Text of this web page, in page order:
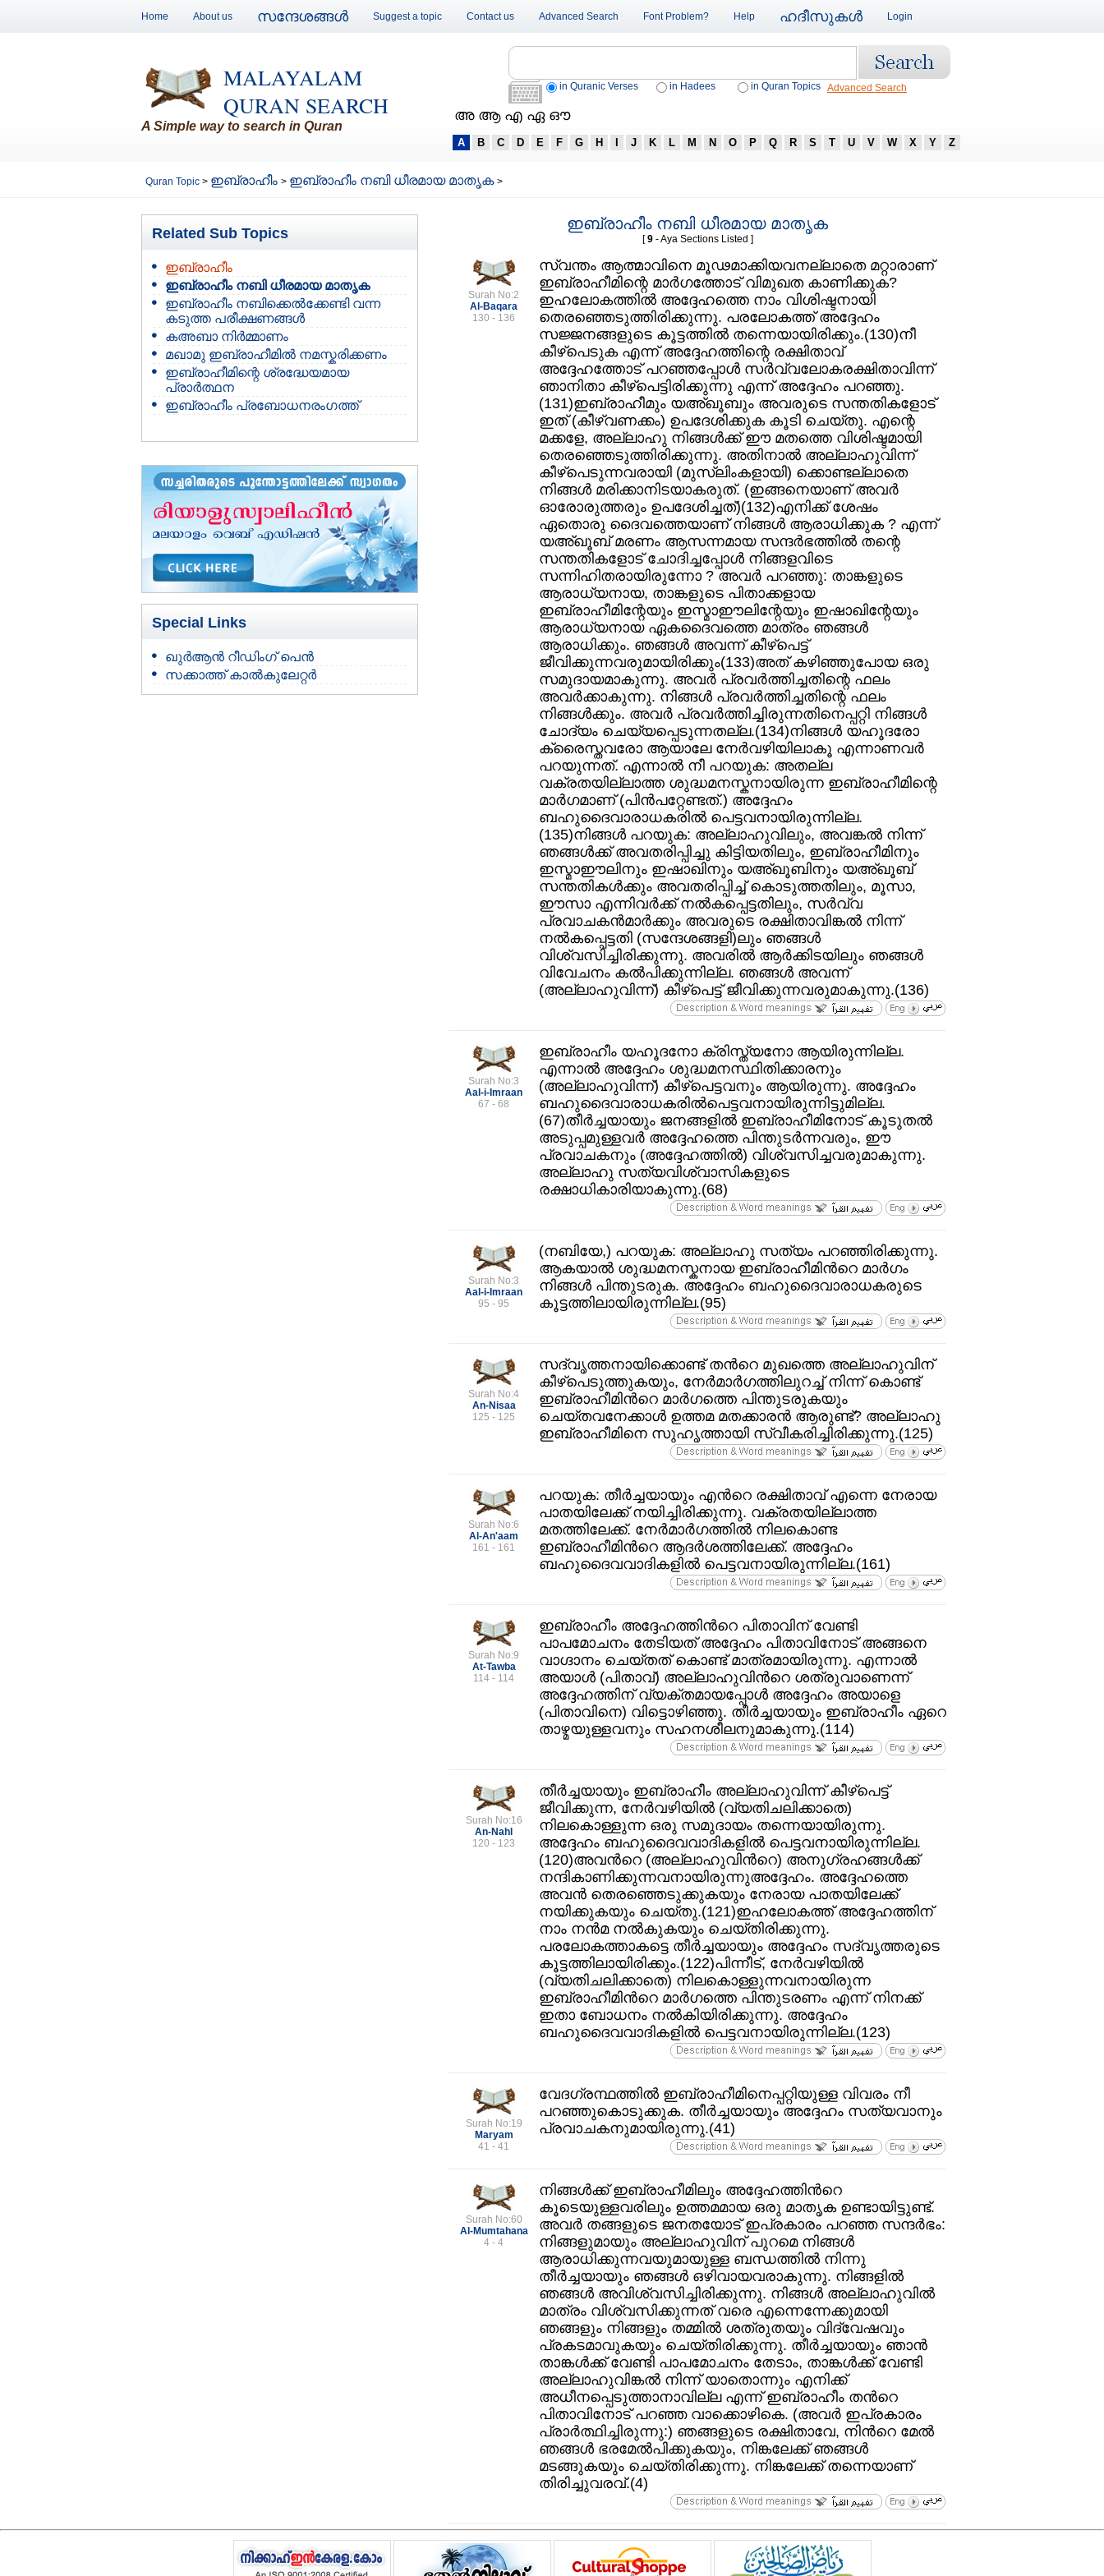
Home About us സന്ദേശങ്ങള്‍ Suggest a topic Contact us Advanced Search Font Problem? Help ഹദീസുകള്‍ Login
MALAYALAM
QURAN SEARCH
A Simple way to search in Quran
in Quranic Verses in Hadees in Quran Topics Advanced Search
അ ആ എ ഏ ഔ
A B C D E F G H J K L M N O P Q R S T U V W X Y Z
Quran Topic > ഇബ്രാഹീം > ഇബ്രാഹീം നബി ധീരമായ മാതൃക >
Related Sub Topics
ഇബ്രാഹീം
ഇബ്രാഹീം നബി ധീരമായ മാതൃക
ഇബ്രാഹീം നബിക്കെല്‍ക്കേണ്ടി വന്ന
കടുത്ത പരീക്ഷണങ്ങള്‍
കഅബാ നിര്‍മ്മാണം
മഖാമു ഇബ്രാഹീമില്‍ നമസ്കരിക്കണം
ഇബ്രാഹീമിന്റെ ശ്രദ്ധേയമായ
പ്രാര്‍ത്ഥന
ഇബ്രാഹീം പ്രബോധനരംഗത്ത്
Special Links
ഖുർആൻ റീഡിംഗ് പെൻ
സക്കാത്ത് കാൽകുലേറ്റർ
ഇബ്രാഹീം നബി ധീരമായ മാതൃക
[9- Aya Sections Listed ]
Surah No:2
Al-Baqara
130 - 136
സ്വന്തം ആത്മാവിനെ മൂഢമാക്കിയവനല്ലാതെ മറ്റാരാണ്‌
ഇബ്രാഹീമിന്റെ മാര്‍ഗത്തോട്‌ വിമുഖത കാണിക്കുക?
ഇഹലോകത്തില്‍ അദ്ദേഹത്തെ നാം വിശിഷ്ടനായി
തെരഞ്ഞെടുത്തിരിക്കുന്നു. പരലോകത്ത്‌ അദ്ദേഹം
സജ്ജനങ്ങളുടെ കൂട്ടത്തില്‍ തന്നെയായിരിക്കും.(130)നീ
കീഴ്‌പെടുക എന്ന്‌ അദ്ദേഹത്തിന്റെ രക്ഷിതാവ്‌
അദ്ദേഹത്തോട്‌ പറഞ്ഞപ്പോള്‍ സര്‍വ്വലോകരക്ഷിതാവിന്ന്‌
ഞാനിതാ കീഴ്‌പെട്ടിരിക്കുന്നു എന്ന്‌ അദ്ദേഹം പറഞ്ഞു.
(131)ഇബ്രാഹീമും യഅ്ഖൂബും അവരുടെ സന്തതികളോട്‌
ഇത്‌ (കീഴ്‌വണക്കം) ഉപദേശിക്കുക കൂടി ചെയ്തു. എന്റെ
മക്കളേ, അല്ലാഹു നിങ്ങള്‍ക്ക്‌ ഈ മതത്തെ വിശിഷ്ടമായി
തെരഞ്ഞെടുത്തിരിക്കുന്നു. അതിനാല്‍ അല്ലാഹുവിന്ന്‌
കീഴ്പെടുന്നവരായി (മുസ്ലിംകളായി) ക്കൊണ്ടല്ലാതെ
നിങ്ങള്‍ മരിക്കാനിടയാകരുത്‌. (ഇങ്ങനെയാണ്‌ അവര്‍
ഓരോരുത്തരും ഉപദേശിച്ചത്‌)(132)എനിക്ക്‌ ശേഷം
ഏതൊരു ദൈവത്തെയാണ്‌ നിങ്ങള്‍ ആരാധിക്കുക ? എന്ന്‌
യഅ്ഖൂബ്‌ മരണം ആസന്നമായ സന്ദര്‍ഭത്തില്‍ തന്റെ
സന്തതികളോട്‌ ചോദിച്ചപ്പോള്‍ നിങ്ങളവിടെ
സന്നിഹിതരായിരുന്നോ ? അവര്‍ പറഞ്ഞു: താങ്കളുടെ
ആരാധ്യനായ, താങ്കളുടെ പിതാക്കളായ
ഇബ്രാഹീമിന്റേയും ഇസ്മാഈലിന്റേയും ഇഷാഖിന്റേയും
ആരാധ്യനായ ഏകദൈവത്തെ മാത്രം ഞങ്ങള്‍
ആരാധിക്കും. ഞങ്ങള്‍ അവന്ന്‌ കീഴ്‌പെട്ട്‌
ജീവിക്കുന്നവരുമായിരിക്കും(133)അത്‌ കഴിഞ്ഞുപോയ ഒരു
സമുദായമാകുന്നു. അവര്‍ പ്രവര്‍ത്തിച്ചതിന്റെ ഫലം
അവര്‍ക്കാകുന്നു. നിങ്ങള്‍ പ്രവര്‍ത്തിച്ചതിന്റെ ഫലം
നിങ്ങള്‍ക്കും. അവര്‍ പ്രവര്‍ത്തിച്ചിരുന്നതിനെപ്പറ്റി നിങ്ങള്‍
ചോദ്യം ചെയ്യപ്പെടുന്നതല്ല.(134)നിങ്ങള്‍ യഹൂദരോ
ക്രൈസ്തവരോ ആയാലേ നേര്‍വഴിയിലാകൂ എന്നാണവര്‍
പറയുന്നത്‌. എന്നാല്‍ നീ പറയുക: അതല്ല
വക്രതയില്ലാത്ത ശുദ്ധമനസ്കനായിരുന്ന ഇബ്രാഹീമിന്റെ
മാര്‍ഗമാണ്‌ (പിന്‍പറ്റേണ്ടത്‌.) അദ്ദേഹം
ബഹുദൈവാരാധകരില്‍ പെട്ടവനായിരുന്നില്ല.
(135)നിങ്ങള്‍ പറയുക: അല്ലാഹുവിലും, അവങ്കല്‍ നിന്ന്‌
ഞങ്ങള്‍ക്ക്‌ അവതരിപ്പിച്ചു കിട്ടിയതിലും, ഇബ്രാഹീമിനും
ഇസ്മാഈലിനും ഇഷാഖിനും യഅ്ഖൂബിനും യഅ്ഖൂബ്‌
സന്തതികള്‍ക്കും അവതരിപ്പിച്ച്‌ കൊടുത്തതിലും, മൂസാ,
ഈസാ എന്നിവര്‍ക്ക്‌ നല്‍കപ്പെട്ടതിലും, സര്‍വ്വ
പ്രവാചകന്‍മാര്‍ക്കും അവരുടെ രക്ഷിതാവിങ്കല്‍ നിന്ന്‌
നല്‍കപ്പെട്ടതി (സന്ദേശങ്ങളി)ലും ഞങ്ങള്‍
വിശ്വസിച്ചിരിക്കുന്നു. അവരില്‍ ആര്‍ക്കിടയിലും ഞങ്ങള്‍
വിവേചനം കല്‍പിക്കുന്നില്ല. ഞങ്ങള്‍ അവന്ന്‌
(അല്ലാഹുവിന്ന്‌) കീഴ്‌പെട്ട്‌ ജീവിക്കുന്നവരുമാകുന്നു.(136)
Surah No:3
Aal-i-Imraan
67 - 68
ഇബ്രാഹീം യഹൂദനോ ക്രിസ്ത്യനോ ആയിരുന്നില്ല.
എന്നാല്‍ അദ്ദേഹം ശുദ്ധമനസ്ഥിതിക്കാരനും
(അല്ലാഹുവിന്ന്‌) കീഴ്പെട്ടവനും ആയിരുന്നു. അദ്ദേഹം
ബഹുദൈവാരാധകരില്‍പെട്ടവനായിരുന്നിട്ടുമില്ല.
(67)തീര്‍ച്ചയായും ജനങ്ങളില്‍ ഇബ്രാഹീമിനോട്‌ കൂടുതല്‍
അടുപ്പമുള്ളവര്‍ അദ്ദേഹത്തെ പിന്തുടര്‍ന്നവരും, ഈ
പ്രവാചകനും (അദ്ദേഹത്തില്‍) വിശ്വസിച്ചവരുമാകുന്നു.
അല്ലാഹു സത്യവിശ്വാസികളുടെ
രക്ഷാധികാരിയാകുന്നു.(68)
Surah No:3
Aal-i-Imraan
95 - 95
(നബിയേ,) പറയുക: അല്ലാഹു സത്യം പറഞ്ഞിരിക്കുന്നു.
ആകയാല്‍ ശുദ്ധമനസ്കനായ ഇബ്രാഹീമിന്‍റെ മാര്‍ഗം
നിങ്ങള്‍ പിന്തുടരുക. അദ്ദേഹം ബഹുദൈവാരാധകരുടെ
കൂട്ടത്തിലായിരുന്നില്ല.(95)
Surah No:4
An-Nisaa
125 - 125
സദ്‌വൃത്തനായിക്കൊണ്ട്‌ തന്‍റെ മുഖത്തെ അല്ലാഹുവിന്‌
കീഴ്പെടുത്തുകയും, നേര്‍മാര്‍ഗത്തിലുറച്ച്‌ നിന്ന്‌ കൊണ്ട്‌
ഇബ്രാഹീമിന്‍റെ മാര്‍ഗത്തെ പിന്തുടരുകയും
ചെയ്തവനേക്കാള്‍ ഉത്തമ മതക്കാരന്‍ ആരുണ്ട്‌? അല്ലാഹു
ഇബ്രാഹീമിനെ സുഹൃത്തായി സ്വീകരിച്ചിരിക്കുന്നു.(125)
Surah No:6
Al-An'aam
161 - 161
പറയുക: തീര്‍ച്ചയായും എന്‍റെ രക്ഷിതാവ്‌ എന്നെ നേരായ
പാതയിലേക്ക്‌ നയിച്ചിരിക്കുന്നു. വക്രതയില്ലാത്ത
മതത്തിലേക്ക്‌. നേര്‍മാര്‍ഗത്തില്‍ നിലകൊണ്ട
ഇബ്രാഹീമിന്‍റെ ആദര്‍ശത്തിലേക്ക്‌. അദ്ദേഹം
ബഹുദൈവവാദികളില്‍ പെട്ടവനായിരുന്നില്ല.(161)
Surah No:9
At-Tawba
114 - 114
ഇബ്രാഹീം അദ്ദേഹത്തിന്‍റെ പിതാവിന്‌ വേണ്ടി
പാപമോചനം തേടിയത്‌ അദ്ദേഹം പിതാവിനോട്‌ അങ്ങനെ
വാഗ്ദാനം ചെയ്തത്‌ കൊണ്ട്‌ മാത്രമായിരുന്നു. എന്നാല്‍
അയാള്‍ (പിതാവ്‌) അല്ലാഹുവിന്‍റെ ശത്രുവാണെന്ന്‌
അദ്ദേഹത്തിന്‌ വ്യക്തമായപ്പോള്‍ അദ്ദേഹം അയാളെ
(പിതാവിനെ) വിട്ടൊഴിഞ്ഞു. തീര്‍ച്ചയായും ഇബ്രാഹീം ഏറെ
താഴ്മയുള്ളവനും സഹനശീലനുമാകുന്നു.(114)
Surah No:16
An-Nahl
120 - 123
തീര്‍ച്ചയായും ഇബ്രാഹീം അല്ലാഹുവിന്ന്‌ കീഴ്പെട്ട്‌
ജീവിക്കുന്ന, നേര്‍വഴിയില്‍ (വ്യതിചലിക്കാതെ)
നിലകൊള്ളുന്ന ഒരു സമുദായം തന്നെയായിരുന്നു.
അദ്ദേഹം ബഹുദൈവവാദികളില്‍ പെട്ടവനായിരുന്നില്ല.
(120)അവന്‍റെ (അല്ലാഹുവിന്‍റെ) അനുഗ്രഹങ്ങള്‍ക്ക്‌
നന്ദികാണിക്കുന്നവനായിരുന്നുഅദ്ദേഹം. അദ്ദേഹത്തെ
അവന്‍ തെരഞ്ഞെടുക്കുകയും നേരായ പാതയിലേക്ക്‌
നയിക്കുകയും ചെയ്തു.(121)ഇഹലോകത്ത്‌ അദ്ദേഹത്തിന്‌
നാം നന്‍മ നല്‍കുകയും ചെയ്തിരിക്കുന്നു.
പരലോകത്താകട്ടെ തീര്‍ച്ചയായും അദ്ദേഹം സദ്‌വൃത്തരുടെ
കൂട്ടത്തിലായിരിക്കും.(122)പിന്നീട്‌, നേര്‍വഴിയില്‍
(വ്യതിചലിക്കാതെ) നിലകൊള്ളുന്നവനായിരുന്ന
ഇബ്രാഹീമിന്‍റെ മാര്‍ഗത്തെ പിന്തുടരണം എന്ന്‌ നിനക്ക്‌
ഇതാ ബോധനം നല്‍കിയിരിക്കുന്നു. അദ്ദേഹം
ബഹുദൈവവാദികളില്‍ പെട്ടവനായിരുന്നില്ല.(123)
Surah No:19
Maryam
41 - 41
വേദഗ്രന്ഥത്തില്‍ ഇബ്രാഹീമിനെപ്പറ്റിയുള്ള വിവരം നീ
പറഞ്ഞുകൊടുക്കുക. തീര്‍ച്ചയായും അദ്ദേഹം സത്യവാനും
പ്രവാചകനുമായിരുന്നു.(41)
Surah No:60
Al-Mumtahana
4 - 4
നിങ്ങള്‍ക്ക്‌ ഇബ്രാഹീമിലും അദ്ദേഹത്തിന്‍റെ
കൂടെയുള്ളവരിലും ഉത്തമമായ ഒരു മാതൃക ഉണ്ടായിട്ടുണ്ട്‌.
അവര്‍ തങ്ങളുടെ ജനതയോട്‌ ഇപ്രകാരം പറഞ്ഞ സന്ദര്‍ഭം:
നിങ്ങളുമായും അല്ലാഹുവിന്‌ പുറമെ നിങ്ങള്‍
ആരാധിക്കുന്നവയുമായുള്ള ബന്ധത്തില്‍ നിന്നു
തീര്‍ച്ചയായും ഞങ്ങള്‍ ഒഴിവായവരാകുന്നു. നിങ്ങളില്‍
ഞങ്ങള്‍ അവിശ്വസിച്ചിരിക്കുന്നു. നിങ്ങള്‍ അല്ലാഹുവില്‍
മാത്രം വിശ്വസിക്കുന്നത്‌ വരെ എന്നെന്നേക്കുമായി
ഞങ്ങളും നിങ്ങളും തമ്മില്‍ ശത്രുതയും വിദ്വേഷവും
പ്രകടമാവുകയും ചെയ്തിരിക്കുന്നു. തീര്‍ച്ചയായും ഞാന്‍
താങ്കള്‍ക്ക്‌ വേണ്ടി പാപമോചനം തേടാം, താങ്കള്‍ക്ക്‌ വേണ്ടി
അല്ലാഹുവിങ്കല്‍ നിന്ന്‌ യാതൊന്നും എനിക്ക്‌
അധീനപ്പെടുത്താനാവില്ല എന്ന്‌ ഇബ്രാഹീം തന്‍റെ
പിതാവിനോട്‌ പറഞ്ഞ വാക്കൊഴികെ. (അവര്‍ ഇപ്രകാരം
പ്രാര്‍ത്ഥിച്ചിരുന്നു:) ഞങ്ങളുടെ രക്ഷിതാവേ, നിന്‍റെ മേല്‍
ഞങ്ങള്‍ ഭരമേല്‍പിക്കുകയും, നിങ്കലേക്ക്‌ ഞങ്ങള്‍
മടങ്ങുകയും ചെയ്തിരിക്കുന്നു. നിങ്കലേക്ക്‌ തന്നെയാണ്‌
തിരിച്ചുവരവ്‌.(4)